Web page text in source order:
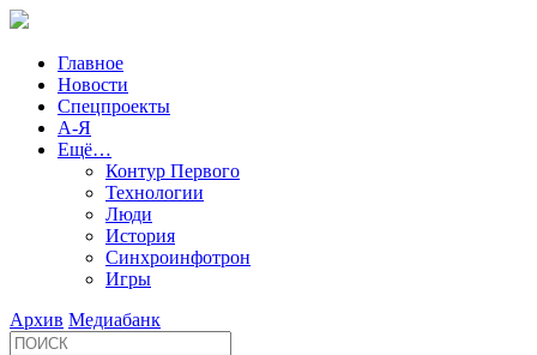
Главное
Новости
Спецпроекты
А-Я
Ещё…
Контур Первого
Технологии
Люди
История
Синхроинфотрон
Игры
Архив Медиабанк